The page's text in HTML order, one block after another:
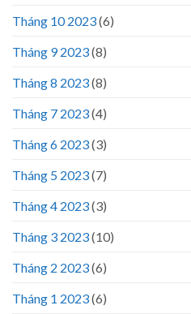
Tháng 10 2023(6)
Tháng 9 2023(8)
Tháng 8 2023(8)
Tháng 7 2023(4)
Tháng 6 2023(3)
Tháng 5 2023(7)
Tháng 4 2023(3)
Tháng 3 2023(10)
Tháng 2 2023(6)
Tháng 1 2023(6)